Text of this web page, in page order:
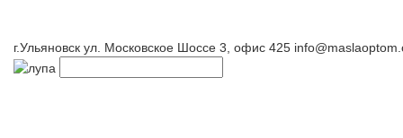
г.Ульяновск ул. Московское Шоссе 3, офис 425